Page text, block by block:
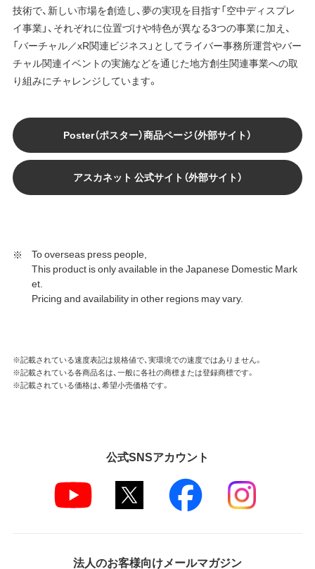
技術で、新しい市場を創造し、夢の実現を目指す「空中ディスプレ
イ事業」、それぞれに位置づけや特色が異なる3つの事業に加え、
「バーチャル／xR関連ビジネス」としてライバー事務所運営やバー
チャル関連イベントの実施などを通じた地方創生関連事業への取
り組みにチャレンジしています。
Poster（ポスター）商品ページ（外部サイト）
アスカネット 公式サイト（外部サイト）
To overseas press people,
This product is only available in the Japanese Domestic Mark
et.
Pricing and availability in other regions may vary.
※記載されている速度表記は規格値で、実環境での速度ではありません。
※記載されている各商品名は、一般に各社の商標または登録商標です。
※記載されている価格は、希望小売価格です。
公式SNSアカウント
法人のお客様向けメールマガジン